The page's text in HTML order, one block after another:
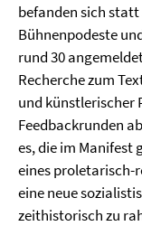
befanden sich
Bühnenpodeste
rund 30
Recherche zum
und künstlerischer
Feedbackrunden
es, die im Manifest
eines proletarisch-
eine neue
zeithistorisch zu